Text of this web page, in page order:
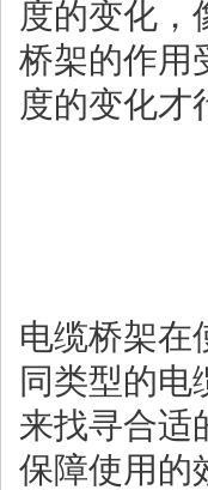
度的变化，
桥架的作用
度的变化才
电缆桥架在
同类型的电
来找寻合适
保障使用的